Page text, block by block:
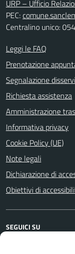
URP – Ufficio
PEC:
Centralino unico:
Leggi le FAQ
Prenotazione
Segnalazione
Richiesta assistenza
Amministrazione
Informativa privacy
Cookie Policy (UE)
Note legali
Dichiarazione di
Obiettivi di
SEGUICI SU